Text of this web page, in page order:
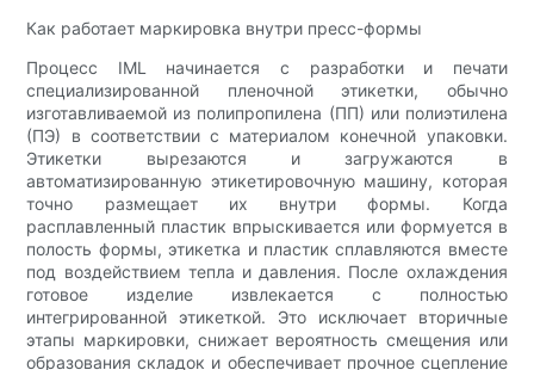
Как работает маркировка внутри пресс-формы
Процесс IML начинается с разработки и печати
специализированной пленочной этикетки, обычно
изготавливаемой из полипропилена (ПП) или полиэтилена
(ПЭ) в соответствии с материалом конечной упаковки.
Этикетки вырезаются и загружаются в
автоматизированную этикетировочную машину, которая
точно размещает их внутри формы. Когда
расплавленный пластик впрыскивается или формуется в
полость формы, этикетка и пластик сплавляются вместе
под воздействием тепла и давления. После охлаждения
готовое изделие извлекается с полностью
интегрированной этикеткой. Это исключает вторичные
этапы маркировки, снижает вероятность смещения или
образования складок и обеспечивает прочное сцепление